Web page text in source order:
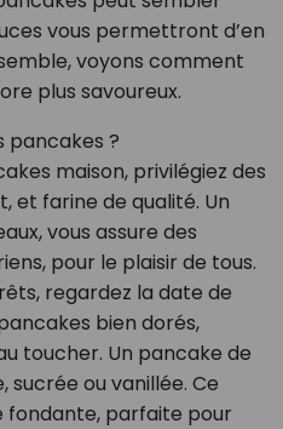
vous permettront d’en
voyons comment
plus savoureux.
pancakes ?
maison, privilégiez des
et farine de qualité. Un
vous assure des
pour le plaisir de tous.
regardez la date de
bien dorés,
toucher. Un pancake de
sucrée ou vanillée. Ce
parfaite pour